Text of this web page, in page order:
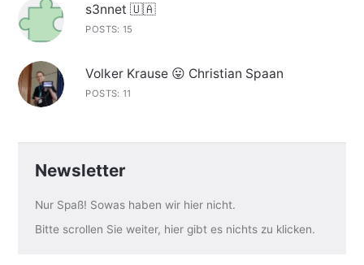
s3nnet 🇺🇦
POSTS: 15
Volker Krause 😛 Christian Spaan
POSTS: 11
Newsletter
Nur Spaß! Sowas haben wir hier nicht.
Bitte scrollen Sie weiter, hier gibt es nichts zu klicken.